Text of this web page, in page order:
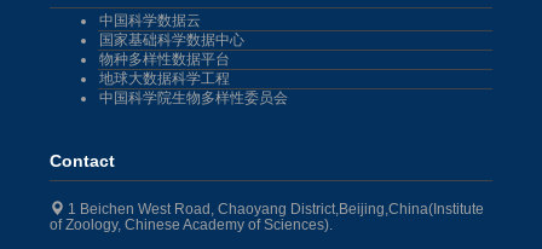
中国科学数据云
国家基础科学数据中心
物种多样性数据平台
地球大数据科学工程
中国科学院生物多样性委员会
Contact
1 Beichen West Road, Chaoyang District,Beijing,China(Institute
of Zoology, Chinese Academy of Sciences).